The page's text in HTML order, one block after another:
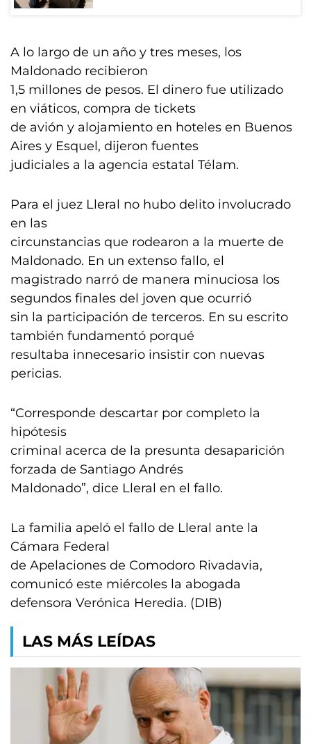
A lo largo de un año y tres meses, los
Maldonado recibieron
1,5 millones de pesos. El dinero fue utilizado
en viáticos, compra de tickets
de avión y alojamiento en hoteles en Buenos
Aires y Esquel, dijeron fuentes
judiciales a la agencia estatal Télam.
Para el juez Lleral no hubo delito involucrado
en las
circunstancias que rodearon a la muerte de
Maldonado. En un extenso fallo, el
magistrado narró de manera minuciosa los
segundos finales del joven que ocurrió
sin la participación de terceros. En su escrito
también fundamentó porqué
resultaba innecesario insistir con nuevas
pericias.
“Corresponde descartar por completo la
hipótesis
criminal acerca de la presunta desaparición
forzada de Santiago Andrés
Maldonado”, dice Lleral en el fallo.
La familia apeló el fallo de Lleral ante la
Cámara Federal
de Apelaciones de Comodoro Rivadavia,
comunicó este miércoles la abogada
defensora Verónica Heredia. (DIB)
LAS MÁS LEÍDAS